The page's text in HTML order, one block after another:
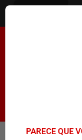
FACILITA
PARECE QUE